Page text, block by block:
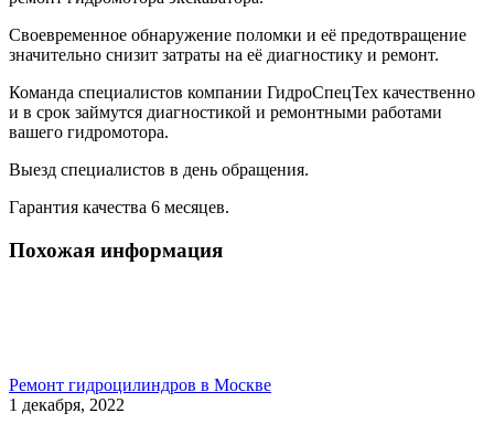
Своевременное обнаружение поломки и её предотвращение
значительно снизит затраты на её диагностику и ремонт.
Команда специалистов компании ГидроСпецТех качественно
и в срок займутся диагностикой и ремонтными работами
вашего гидромотора.
Выезд специалистов в день обращения.
Гарантия качества 6 месяцев.
Похожая информация
Ремонт гидроцилиндров в Москве
1 декабря, 2022